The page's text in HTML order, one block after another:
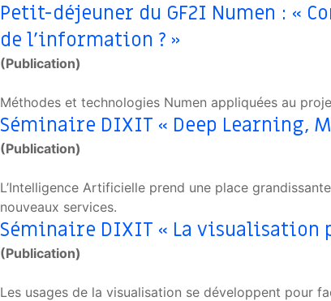
Petit-déjeuner du GF2I Numen : «
de l’information ? »
(Publication)
Méthodes et technologies Numen appliquées au
Séminaire DIXIT « Deep Learning,
(Publication)
L’Intelligence Artificielle prend une place
nouveaux services.
Séminaire DIXIT « La visualisation
(Publication)
Les usages de la visualisation se développent pour